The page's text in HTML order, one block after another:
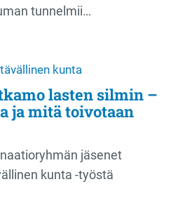
tunnelmii…
kunta
lasten silmin –
ja mitä toivotaan
jäsenet
kunta -työstä